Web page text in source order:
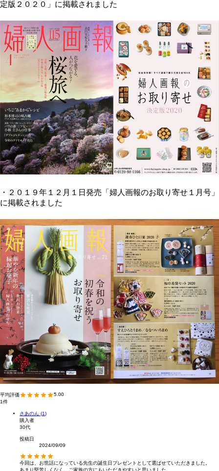
定版２０２０」に掲載されました
・２０１９年１２月１日発売「婦人画報のお取り寄せ１月号」
に掲載されました
5.00
1
さあのん
1
購入者
30代
投稿日
2024/09/09
今回は、お世話になっている先生の誕生日プレゼントとして選ばせていただきました。